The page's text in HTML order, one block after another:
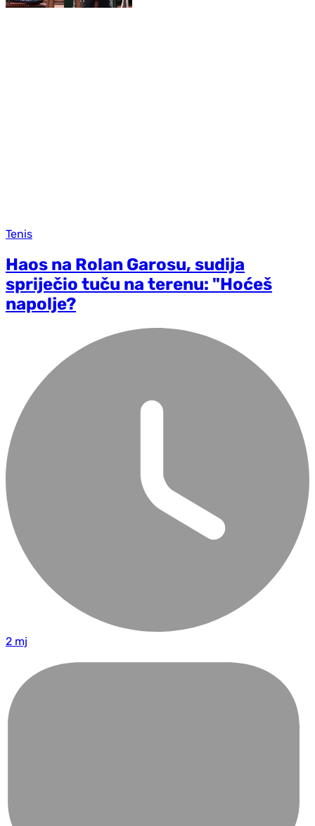
Tenis
Haos na Rolan Garosu, sudija
spriječio tuču na terenu: "Hoćeš
napolje?
2 mj